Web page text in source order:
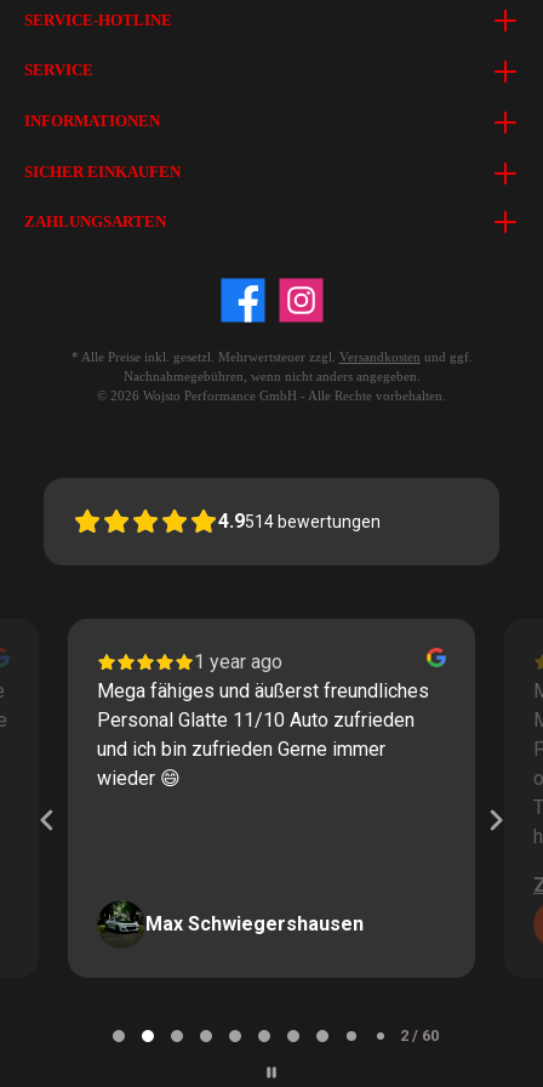
SERVICE-HOTLINE
SERVICE
INFORMATIONEN
SICHER EINKAUFEN
ZAHLUNGSARTEN
* Alle Preise inkl. gesetzl. Mehrwertsteuer zzgl. Versandkosten und ggf.
Nachnahmegebühren, wenn nicht anders angegeben.
© 2026 Wojsto Performance GmbH - Alle Rechte vorbehalten.
4.9514 bewertungen
1 year ago
Mega fähiges und äußerst freundliches
Personal Glatte 11/10 Auto zufrieden
und ich bin zufrieden Gerne immer
wieder 😄
Max Schwiegershausen
2 / 60